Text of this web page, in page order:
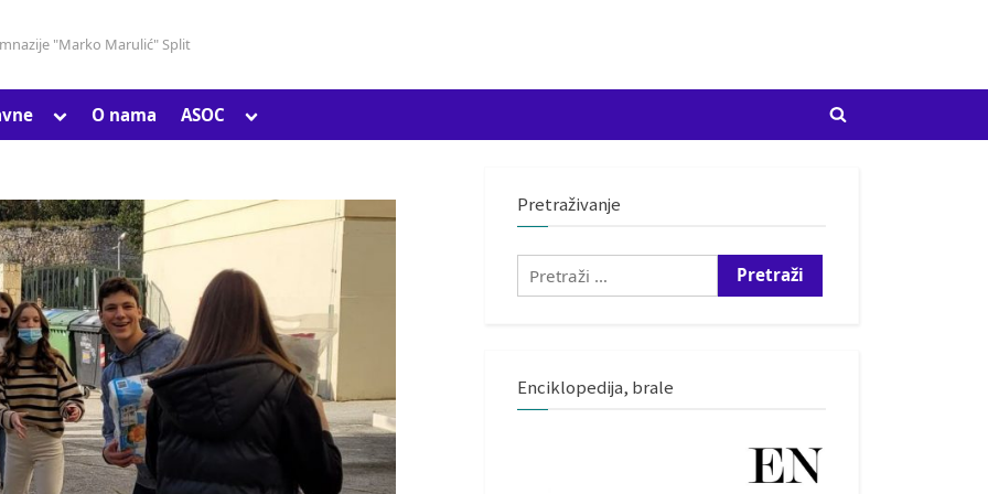
"Marko Marulić" Split
Toggle
Toggle
sub-
menu
Toggle
sub-
O nama ASOC
Toggle
sub-
Toggle
Pretraživanje
Pretraži:
Enciklopedija, brale